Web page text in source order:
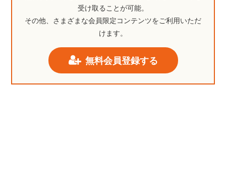
受け取ることが可能。
その他、さまざまな会員限定コンテンツをご利用いただ
けます。
無料会員登録する